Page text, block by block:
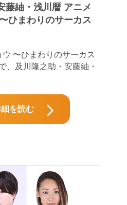
藤紬・浅川暦 アニメ
ひまわりのサーカス
〜ひまわりのサーカス
、及川隆之助・安藤紬・
を読む